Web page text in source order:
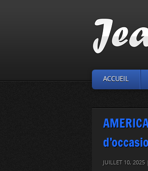
ACCUEIL
JUILLET 10,